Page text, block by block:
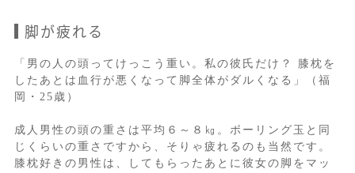
脚が疲れる
「男の人の頭ってけっこう重い。私の彼氏だけ？ 膝枕を
したあとは血行が悪くなって脚全体がダルくなる」（福
岡・25歳）
成人男性の頭の重さは平均６～８㎏。ボーリング玉と同
じくらいの重さですから、そりゃ疲れるのも当然です。
膝枕好きの男性は、してもらったあとに彼女の脚をマッ